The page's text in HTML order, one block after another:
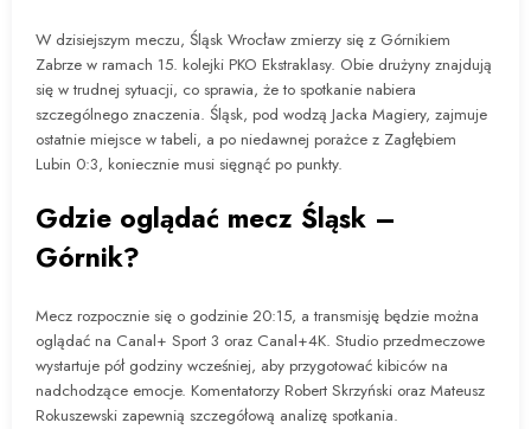
W dzisiejszym meczu, Śląsk Wrocław zmierzy się z Górnikiem
Zabrze w ramach 15. kolejki PKO Ekstraklasy. Obie drużyny znajdują
się w trudnej sytuacji, co sprawia, że to spotkanie nabiera
szczególnego znaczenia. Śląsk, pod wodzą Jacka Magiery, zajmuje
ostatnie miejsce w tabeli, a po niedawnej porażce z Zagłębiem
Lubin 0:3, koniecznie musi sięgnąć po punkty.
Gdzie oglądać mecz Śląsk –
Górnik?
Mecz rozpocznie się o godzinie 20:15, a transmisję będzie można
oglądać na Canal+ Sport 3 oraz Canal+4K. Studio przedmeczowe
wystartuje pół godziny wcześniej, aby przygotować kibiców na
nadchodzące emocje. Komentatorzy Robert Skrzyński oraz Mateusz
Rokuszewski zapewnią szczegółową analizę spotkania.